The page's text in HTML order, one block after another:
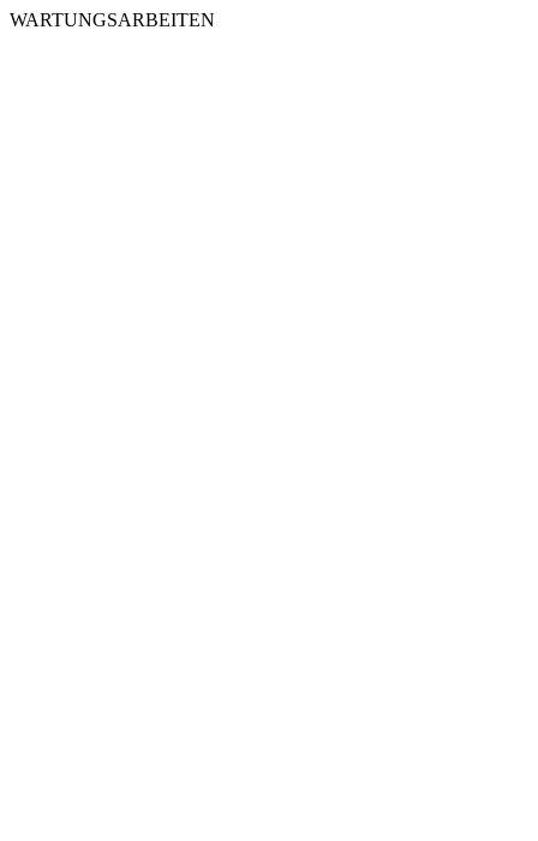
WARTUNGSARBEITEN